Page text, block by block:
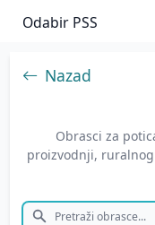
Odabir PSS
Nazad
Obrasci za
proizvodnji,